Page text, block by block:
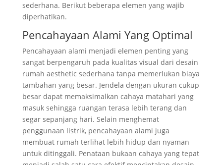
sederhana. Berikut beberapa elemen yang wajib
diperhatikan.
Pencahayaan Alami Yang Optimal
Pencahayaan alami menjadi elemen penting yang
sangat berpengaruh pada kualitas visual dari desain
rumah aesthetic sederhana tanpa memerlukan biaya
tambahan yang besar. Jendela dengan ukuran cukup
besar dapat memaksimalkan cahaya matahari yang
masuk sehingga ruangan terasa lebih terang dan
segar sepanjang hari. Selain menghemat
penggunaan listrik, pencahayaan alami juga
membuat rumah terlihat lebih hidup dan nyaman
untuk ditinggali. Penataan bukaan cahaya yang tepat